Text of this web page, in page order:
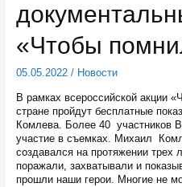
Вавилова
«Чтобы
05.05.2022/ Новости
В рамках всероссийской акции
стране пройдут бесплатные
Комлева. Более 40 участников
участие в съемках. Михаил
создавался на протяжении трех
поражали, захватывали и
прошли наши герои. Многие не